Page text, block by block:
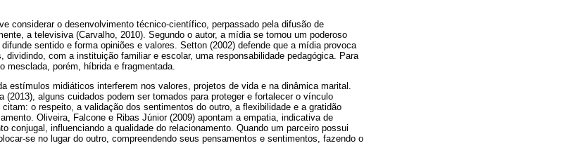
considerar o desenvolvimento técnico-científico, perpassado pela difusão de
a televisiva (Carvalho, 2010). Segundo o autor, a mídia se tornou um poderoso
sentido e forma opiniões e valores. Setton (2002) defende que a mídia provoca
com a instituição familiar e escolar, uma responsabilidade pedagógica. Para
mesclada, porém, híbrida e fragmentada.
estímulos midiáticos interferem nos valores, projetos de vida e na dinâmica marital.
(2013), alguns cuidados podem ser tomados para proteger e fortalecer o vínculo
o respeito, a validação dos sentimentos do outro, a flexibilidade e a gratidão
Oliveira, Falcone e Ribas Júnior (2009) apontam a empatia, indicativa de
conjugal, influenciando a qualidade do relacionamento. Quando um parceiro possui
se no lugar do outro, compreendendo seus pensamentos e sentimentos, fazendo o